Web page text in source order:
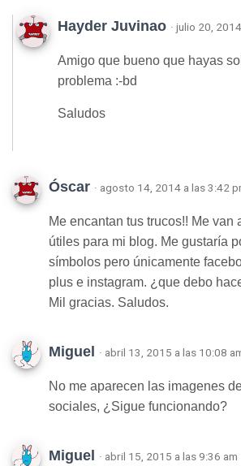
Hayder Juvinao · julio 20,
Amigo que bueno que hayas
problema :-bd
Saludos
Óscar · agosto 14, 2014 a las 3:42
Me encantan tus trucos!! Me van
útiles para mi blog. Me gustaría
símbolos pero únicamente
plus e instagram. ¿que debo
Mil gracias. Saludos.
Miguel · abril 13, 2015 a las 10:08
No me aparecen las imagenes
sociales, ¿Sigue funcionando?
Miguel · abril 15, 2015 a las 9:36 am